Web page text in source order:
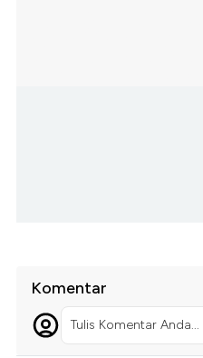
Komentar
Tulis Komentar Anda...